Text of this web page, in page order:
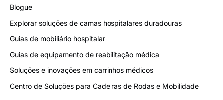
Blogue
Explorar soluções de camas hospitalares duradouras
Guias de mobiliário hospitalar
Guias de equipamento de reabilitação médica
Soluções e inovações em carrinhos médicos
Centro de Soluções para Cadeiras de Rodas e Mobilidade